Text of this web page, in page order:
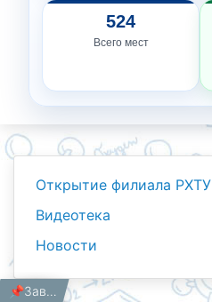
524
Всего мест
Открытие филиала РХТУ
Видеотека
Новости
Главная
Работникам
Новости 📌Завтра, 13 декабря, в Филиале РХТУ им. Д.И. Менделеева в г. Ташкенте пройдет День открытых дверей!